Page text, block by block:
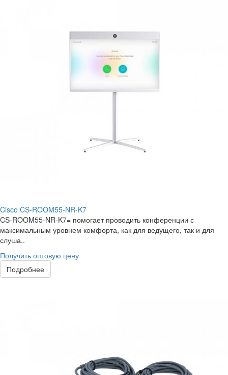
Cisco CS-ROOM55-NR-K7
CS-ROOM55-NR-K7= помогает проводить конференции с
максимальным уровнем комфорта, как для ведущего, так и для
слуша..
Получить оптовую цену
Подробнее